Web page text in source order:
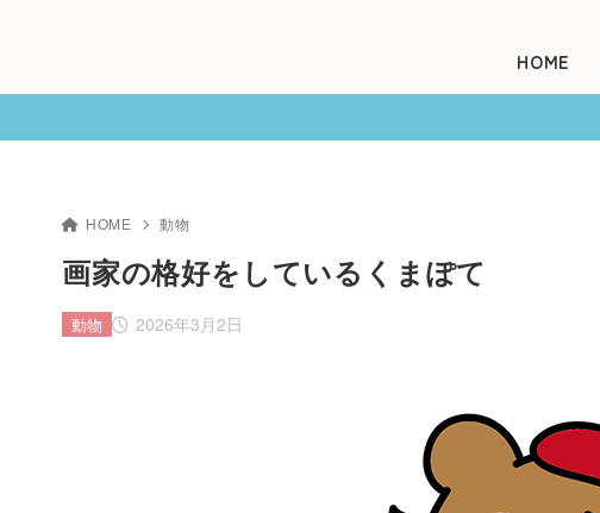
HOME
HOME 動物
画家の格好をしているくまぽて
2026年3月2日
動物